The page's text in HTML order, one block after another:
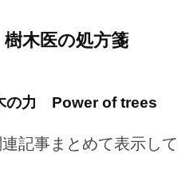
樹木医の処方箋
の力 Power of trees
記事まとめて表示して